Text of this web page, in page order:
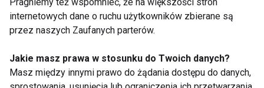
energetyzującą: napoje z guaraną,
tauryną, kofeiną.
internetowych dane o ruchu użytkowników zbierane są
przez naszych Zaufanych parterów.
Jakie masz prawa w stosunku do Twoich danych?
Masz między innymi prawo do żądania dostępu do danych,